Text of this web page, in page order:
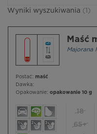
Wyniki wyszukiwania (1)
Maść
Majorana
Postać: maść
Dawka:
Opakowanie: opakowanie 10 g
18
65+